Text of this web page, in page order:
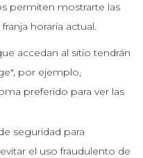
permiten mostrarte las
horaria actual.
accedan al sitio tendrán
por ejemplo,
preferido para ver las
seguridad para
el uso fraudulento de